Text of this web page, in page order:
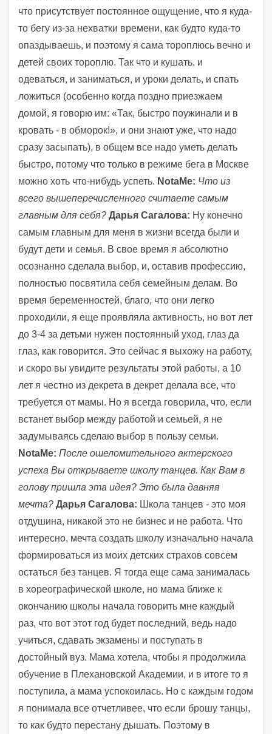
что присутствует постоянное ощущение, что я куда-
то бегу из-за нехватки времени, как будто куда-то
опаздываешь, и поэтому я сама тороплюсь вечно и
детей своих тороплю. Так что и кушать, и
одеваться, и заниматься, и уроки делать, и спать
ложиться (особенно когда поздно приезжаем
домой, я говорю им: «Так, быстро поужинали и в
кровать - в обморок!», и они знают уже, что надо
сразу засыпать), в общем все надо уметь делать
быстро, потому что только в режиме бега в Москве
можно хоть что-нибудь успеть. NotaMe: Что из
всего вышеперечисленного считаете самым
главным для себя? Дарья Сагалова: Ну конечно
самым главным для меня в жизни всегда были и
будут дети и семья. В свое время я абсолютно
осознанно сделала выбор, и, оставив профессию,
полностью посвятила себя семейным делам. Во
время беременностей, благо, что они легко
проходили, я еще проявляла активность, но вот лет
до 3-4 за детьми нужен постоянный уход, глаз да
глаз, как говорится. Это сейчас я выхожу на работу,
и скоро вы увидите результаты этой работы, а 10
лет я честно из декрета в декрет делала все, что
требуется от мамы. Но я всегда говорила, что, если
встанет выбор между работой и семьей, я не
задумываясь сделаю выбор в пользу семьи.
NotaMe: После ошеломительного актерского
успеха Вы открываете школу танцев. Как Вам в
голову пришла эта идея? Это была давняя
мечта? Дарья Сагалова: Школа танцев - это моя
отдушина, никакой это не бизнес и не работа. Что
интересно, мечта создать школу изначально начала
формироваться из моих детских страхов совсем
остаться без танцев. Я тогда еще сама занималась
в хореографической школе, но мама ближе к
окончанию школы начала говорить мне каждый
раз, что вот этот год будет последний, ведь надо
учиться, сдавать экзамены и поступать в
достойный вуз. Мама хотела, чтобы я продолжила
обучение в Плехановской Академии, и в итоге то я
поступила, а мама успокоилась. Но с каждым годом
я понимала все отчетливее, что если брошу танцы,
то как будто перестану дышать. Поэтому в